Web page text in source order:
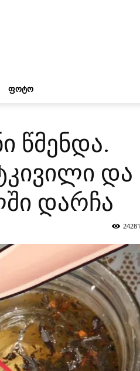
ᲤᲝᲢᲝ
წმენდა.
და
დარჩა
24281